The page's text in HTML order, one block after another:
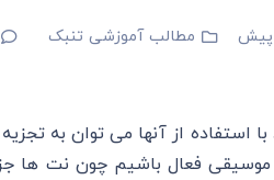
مطالب آموزشی تنبک
استفاده از آنها می توان به
ی موسیقی فعال باشیم چون نت